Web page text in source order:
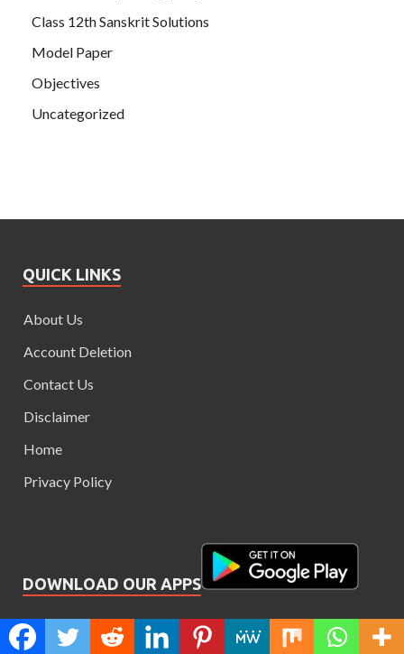
Class 12th Sanskrit Solutions
Model Paper
Objectives
Uncategorized
QUICK LINKS
About Us
Account Deletion
Contact Us
Disclaimer
Home
Privacy Policy
DOWNLOAD OUR APPS